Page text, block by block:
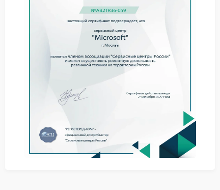
минимальными рисками для устройства. Наши
специалисты располагают необходимым
оборудованием для детальной диагностики.
Сервисный центр Microsoft предлагает следующие
комплексную проверку всех узлов материнской
замену вышедших из строя компонентов на
оригинальные запчасти;
восстановление контактных групп и дорожек;
ноута после ремонта.
Обращаясь в сервисный центр Microsoft, вы
получаете гарантию на выполненные работы и